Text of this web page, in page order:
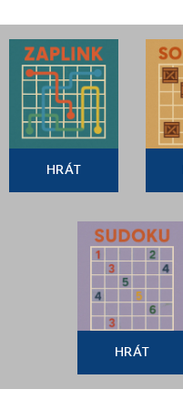
HRÁT
HRÁT